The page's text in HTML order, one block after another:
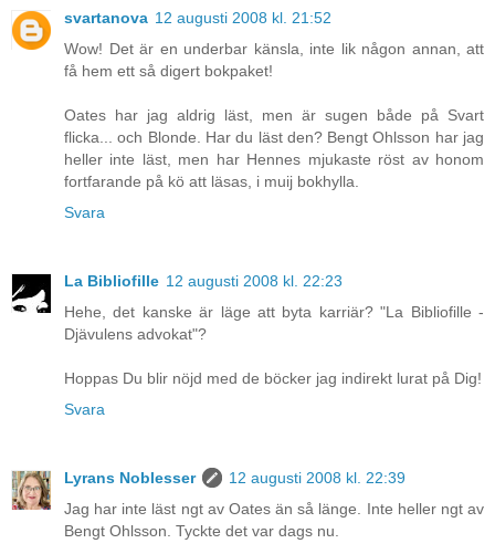
svartanova 12 augusti 2008 kl. 21:52
Wow! Det är en underbar känsla, inte lik någon annan, att
få hem ett så digert bokpaket!
Oates har jag aldrig läst, men är sugen både på Svart
flicka... och Blonde. Har du läst den? Bengt Ohlsson har jag
heller inte läst, men har Hennes mjukaste röst av honom
fortfarande på kö att läsas, i muij bokhylla.
Svara
La Bibliofille 12 augusti 2008 kl. 22:23
Hehe, det kanske är läge att byta karriär? "La Bibliofille -
Djävulens advokat"?
Hoppas Du blir nöjd med de böcker jag indirekt lurat på Dig!
Svara
Lyrans Noblesser
12 augusti 2008 kl. 22:39
Jag har inte läst ngt av Oates än så länge. Inte heller ngt av
Bengt Ohlsson. Tyckte det var dags nu.